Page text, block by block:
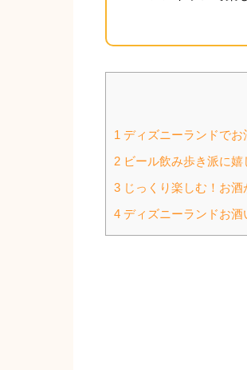
1 ディズニーランドで
2 ビール飲み歩き派に
3 じっくり楽しむ！お
4 ディズニーランドお